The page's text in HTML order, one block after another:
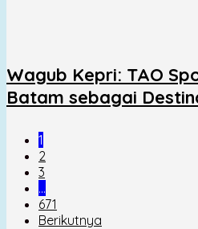
Wagub Kepri: TAO
Batam sebagai
1
2
3
…
671
Berikutnya